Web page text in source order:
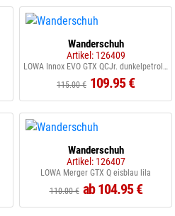
Wanderschuh
Artikel: 126409
LOWA Innox EVO GTX QCJr. dunkelpetrol flame
115.00 € 109.95 €
Wanderschuh
Artikel: 126407
LOWA Merger GTX Q eisblau lila
110.00 € ab 104.95 €